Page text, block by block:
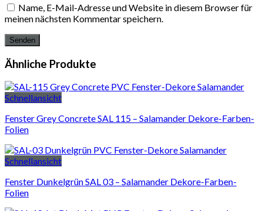
Name, E-Mail-Adresse und Website in diesem Browser für
meinen nächsten Kommentar speichern.
Ähnliche Produkte
Schnellansicht
Fenster Grey Concrete SAL 115 – Salamander Dekore-Farben-
Folien
Schnellansicht
Fenster Dunkelgrün SAL 03 – Salamander Dekore-Farben-
Folien